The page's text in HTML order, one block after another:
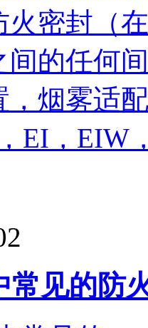
火密封（
间的任何
，烟雾适
EI，EIW
常见的防